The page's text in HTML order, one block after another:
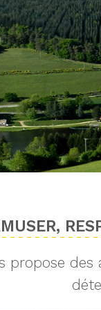
propose